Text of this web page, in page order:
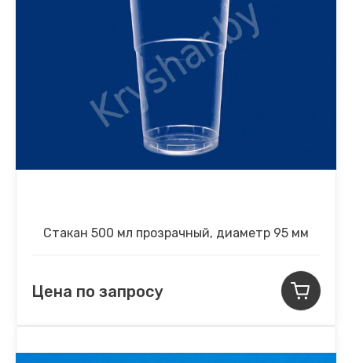
Стакан 500 мл прозрачный, диаметр 95 мм
Цена по запросу